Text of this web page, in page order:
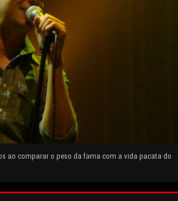
ao comparar o peso da fama com a vida pacata do